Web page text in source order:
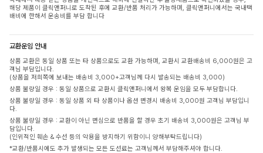
해당 제품이 클릭앤퍼니로 도착된 후에 교환/반품 처리가 가능하며, 클릭앤퍼니에서는 국내택
배비에 한해서 운송비를 부담 합니다
교환운임 안내
상품 교환은 동일 상품 또는 타 상품으로도 교환 가능하며, 교환시 교환배송비 6,000원은 고
객님 부담입니다.
(상품을 저희쪽에 보내는 배송비 3,000+고객님께 다시 발송되는 배송비 3,000)
상품 불량일 경우 : 동일 상품으로 교환시 클릭앤퍼니에서 왕복 운임을 모두 부담합니다.
상품 불량일 경우 : 동일 상품 외 타 상품이나 옵션 변경시 배송비 3,000원 고객님 부담입니
다.
상품 불량일 경우 : 교환이 아닌 변심으로 반품을 할 경우 초기 배송비 3,000원은 고객님 부
담입니다.
(인위적인 훼손 & 수선 등의 악용을 방지하기 위함이니 양해부탁드립니다)
*교환/반품시에도 추가 발생되는 모든 도선료는 고객님께서 부담해주셔야 합니다.